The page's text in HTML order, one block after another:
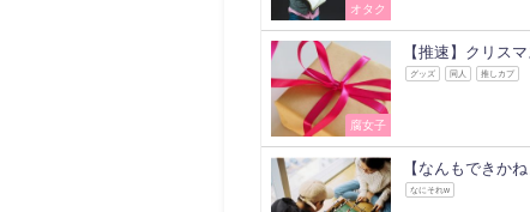
オタク
腐女子
【推速】クリス
グッズ 同人 推しカプ
【なんもできか
なにそれw